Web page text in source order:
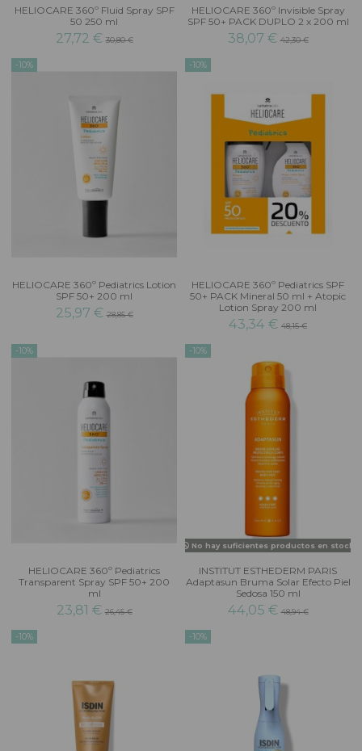
HELIOCARE 360º Fluid Spray SPF
50 250 ml
27,72 €30,80 €
HELIOCARE 360º Invisible Spray
SPF 50+ PACK DUPLO 2 x 200 ml
38,07 €42,30 €
-10%
HELIOCARE 360º Pediatrics Lotion
SPF 50+ 200 ml
25,97 €28,85 €
-10%
HELIOCARE 360º Pediatrics SPF
50+ PACK Mineral 50 ml + Atopic
Lotion Spray 200 ml
43,34 € 48,15 €
-10%
HELIOCARE 360º Pediatrics
Transparent Spray SPF 50+ 200
ml
23,81 €26,45 €
-10%
No hay suficientes productos en stock
INSTITUT ESTHEDERM PARIS
Adaptasun Bruma Solar Efecto Piel
Sedosa 150 ml
44,05 €48,94 €
-10% -10%